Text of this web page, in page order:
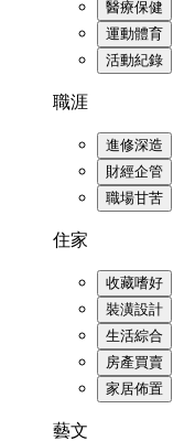
醫療保健
運動體育
活動紀錄
職涯
進修深造
財經企管
職場甘苦
住家
收藏嗜好
裝潢設計
生活綜合
房產買賣
家居佈置
藝文